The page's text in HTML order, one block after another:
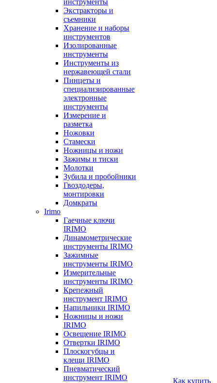
инструменты
Экстракторы и
съемники
Хранение и наборы
инструментов
Изолированные
инструменты
Инструменты из
нержавеющей стали
Пинцеты и
специализированные
электронные
инструменты
Измерение и
разметка
Ножовки
Стамески
Ножницы и ножи
Зажимы и тиски
Молотки
Зубила и пробойники
Гвоздодеры,
монтировки
Домкраты
Irimo
Гаечные ключи
IRIMO
Динамометрические
инструменты IRIMO
Зажимные
инструменты IRIMO
Измерительные
инструменты IRIMO
Крепежный
инструмент IRIMO
Напильники IRIMO
Ножницы и ножи
IRIMO
Освещение IRIMO
Отвертки IRIMO
Плоскогубцы и
клещи IRIMO
Пневматический
инструмент IRIMO
Как купить